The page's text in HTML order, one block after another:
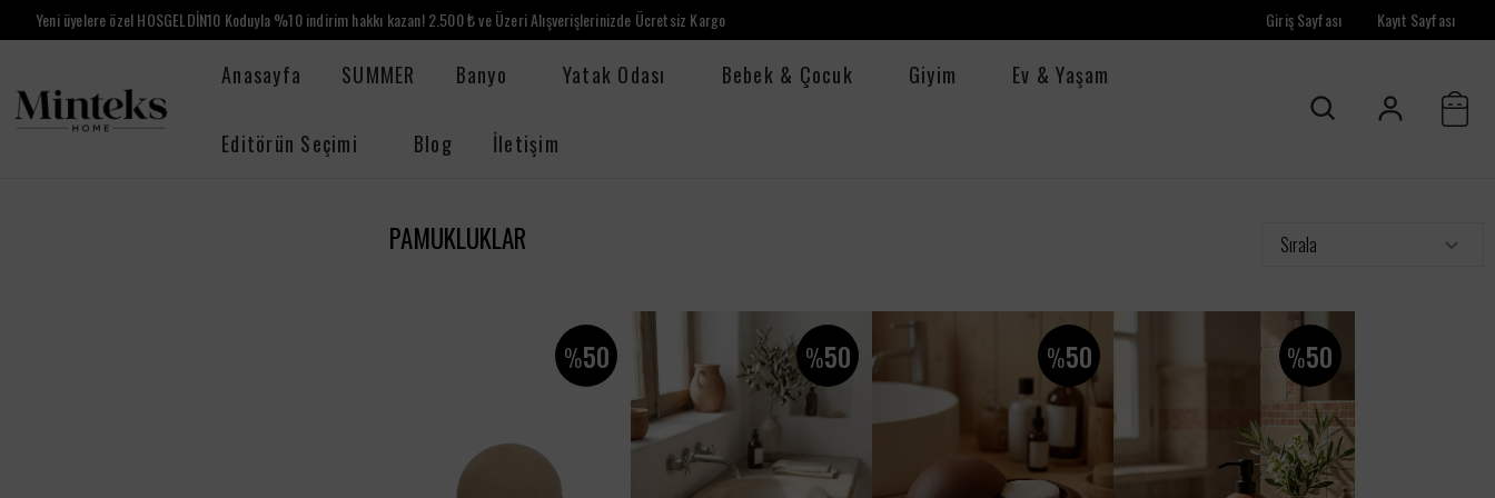
Yeni üyelere özel HOSGELDİN10 Koduyla %10 indirim hakkı kazan! 2.500 ₺ ve Üzeri Alışverişlerinizde Ücretsiz Kargo Giriş Sayfası Kayıt Sayfası
Anasayfa SUMMER Banyo Yatak Odası Bebek & Çocuk Giyim Ev & Yaşam
Editörün Seçimi Blog İletişim
PAMUKLUKLAR Sırala
%50 %50 %50 %50